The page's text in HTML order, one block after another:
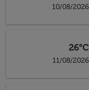
10/08/2026
26°C
11/08/2026